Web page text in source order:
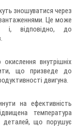
зношуватися через
Це може
і, відповідно, до
внутрішніх
що призведе до
двигуна.
на ефективність
температура
деталей, що порушує